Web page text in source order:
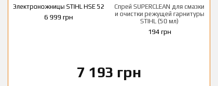
Электроножницы STIHL HSE 52
6 999 грн
Спрей SUPERCLEAN для смазки
и очистки режущей гарнитуры
STIHL (50 мл)
194 грн
7 193 грн